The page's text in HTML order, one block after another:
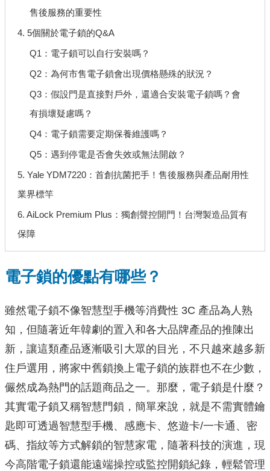
售後服務的重要性
4. 5個關於電子鎖的Q&A
Q1：電子鎖可以自行安裝嗎？
Q2：為何市售電子鎖會出現價格懸殊的狀況？
Q3：假設門是直接對戶外，還適合安裝電子鎖嗎？會
有損壞疑慮嗎？
Q4：電子鎖需要定期保養維護嗎？
Q5：遇到停電是否會失效或無法開啟？
5. Yale YDM7220：首創抗菌把手！售後服務與產品耐用性
業界標竿
6. AiLock Premium Plus：獨創聲控開門！台灣製造品質有
保障
電子鎖的優點有哪些？
雖然電子鎖不像智慧型手機等消費性 3C 產品為人熟
知，但隨著近年韓劇的置入和各大品牌產品的推陳出
新，讓這類產品逐漸吸引大眾的目光，不只越來越多新
住戶選用，將家中舊鎖換上電子鎖的族群也不在少數，
儼然成為熱門的話題商品之一。那麼，電子鎖是什麼？
其實電子鎖又稱智慧門鎖，簡單來說，就是不需實體鑰
匙即可透過智慧型手機、感應卡、悠遊卡/一卡通、密
碼、指紋等方式解鎖的智慧家電，隨著科技的演進，現
今高階電子鎖還能遠端操控或監控開鎖紀錄，輕鬆管理